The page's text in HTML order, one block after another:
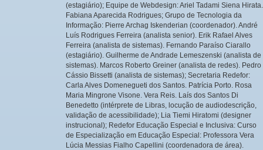
(estagiário); Equipe de Webdesign: Ariel Tadami Siena Hirata.
Fabiana Aparecida Rodrigues; Grupo de Tecnologia da
Informação: Pierre Archag Iskenderian (coordenador). André
Luís Rodrigues Ferreira (analista senior). Erik Rafael Alves
Ferreira (analista de sistemas). Fernando Paraíso Ciarallo
(estagiário). Guilherme de Andrade Lemeszenski (analista de
sistemas). Marcos Roberto Greiner (analista de redes). Pedro
Cássio Bissetti (analista de sistemas); Secretaria Redefor:
Carla Alves Domenegueti dos Santos. Patrícia Porto. Rosa
Maria Mingrone Visone. Vera Reis. Laís dos Santos Di
Benedetto (intérprete de Libras, locução de audiodescrição,
validação de acessibilidade); Lia Tiemi Hiratomi (designer
instrucional); Redefor Educação Especial e Inclusiva: Curso
de Especialização em Educação Especial: Professora Vera
Lúcia Messias Fialho Capellini (coordenadora de área).